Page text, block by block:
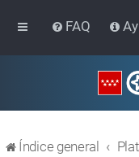
FAQ
Índice general